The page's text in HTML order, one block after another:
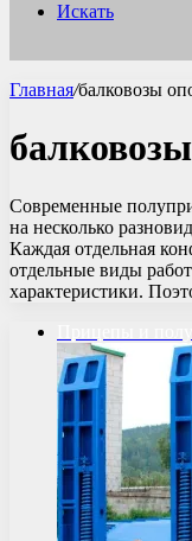
Искать
Главная/балковозы
Современные
на несколько
Каждая отдельная
отдельные виды
характеристики.